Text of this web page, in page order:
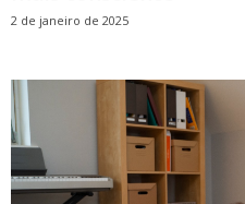
2 de janeiro de 2025